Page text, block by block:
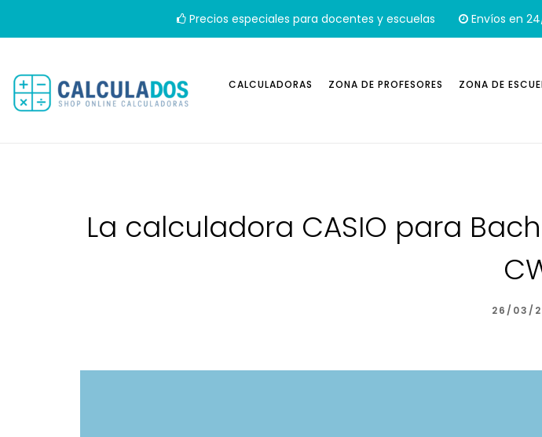
Precios especiales para docentes y escuelas Envíos en
CALCULADORAS ZONA DE PROFESORES ZONA DE
La calculadora CASIO para
26/03/